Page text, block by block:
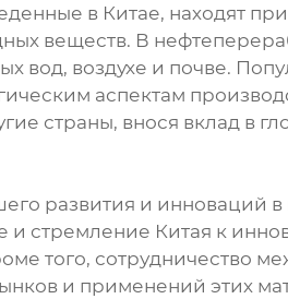
в Китае, находят
веществ. В
вод, воздухе и почве.
аспектам
страны, внося вклад в
развития и инноваций в
и стремление Китая к
того,
и применений этих